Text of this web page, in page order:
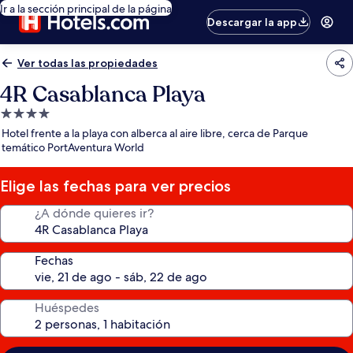
Ir a la sección principal de la página
Descargar la app
Ver todas las propiedades
4R Casablanca Playa
Propiedad
de
4.0
estrellas
Hotel frente a la playa con alberca al aire libre, cerca de Parque
temático PortAventura World
Elige las fechas para ver precios
¿A dónde quieres ir?
Fechas
Huéspedes